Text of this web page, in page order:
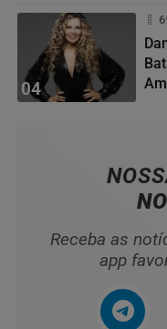
04
Receba as
app